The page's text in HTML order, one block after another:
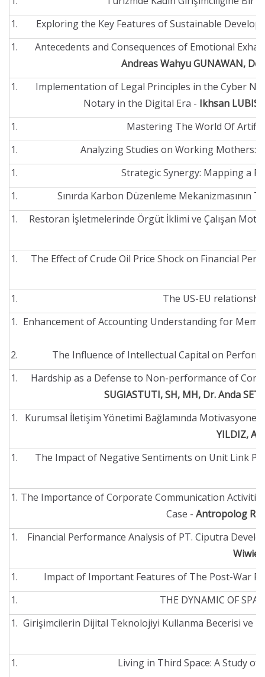
Exploring the Key Features of Sustainable
Antecedents and Consequences of Emotional
Andreas Wahyu GUNAWAN,
Implementation of Legal Principles in the Cyber
Notary in the Digital Era - Ikhsan LUBIS,
Mastering The World Of
Analyzing Studies on Working Mothers:
Strategic Synergy: Mapping a
Sınırda Karbon Düzenleme Mekanizmasının
Restoran İşletmelerinde Örgüt İklimi ve Çalışan
The Effect of Crude Oil Price Shock on Financial
The US-EU
Enhancement of Accounting Understanding for
The Influence of Intellectual Capital on
Hardship as a Defense to Non-performance of
SUGIASTUTI, SH, MH, Dr. Anda
Kurumsal İletişim Yönetimi Bağlamında
YILDIZ,
The Impact of Negative Sentiments on Unit Link
The Importance of Corporate Communication
Case - Antropolog
Financial Performance Analysis of PT. Ciputra
Impact of Important Features of The Post-War
THE DYNAMIC OF
Girişimcilerin Dijital Teknolojiyi Kullanma Becerisi ve
Living in Third Space: A Study